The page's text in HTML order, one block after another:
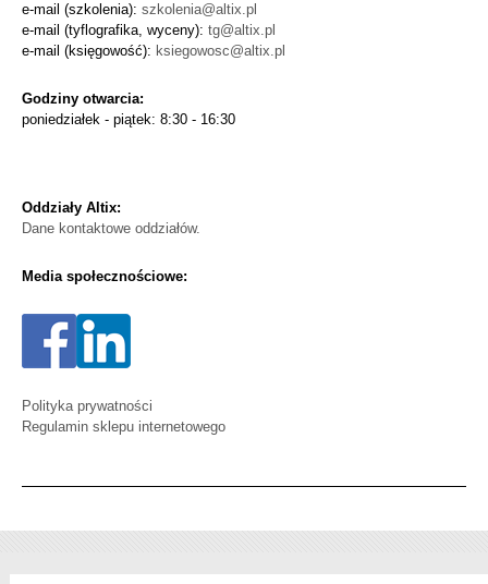
e-mail (szkolenia): szkolenia@altix.pl
e-mail (tyflografika, wyceny): tg@altix.pl
e-mail (księgowość): ksiegowosc@altix.pl
Godziny otwarcia:
poniedziałek - piątek: 8:30 - 16:30
Oddziały Altix:
Dane kontaktowe oddziałów.
Media społecznościowe:
Polityka prywatności
Regulamin sklepu internetowego